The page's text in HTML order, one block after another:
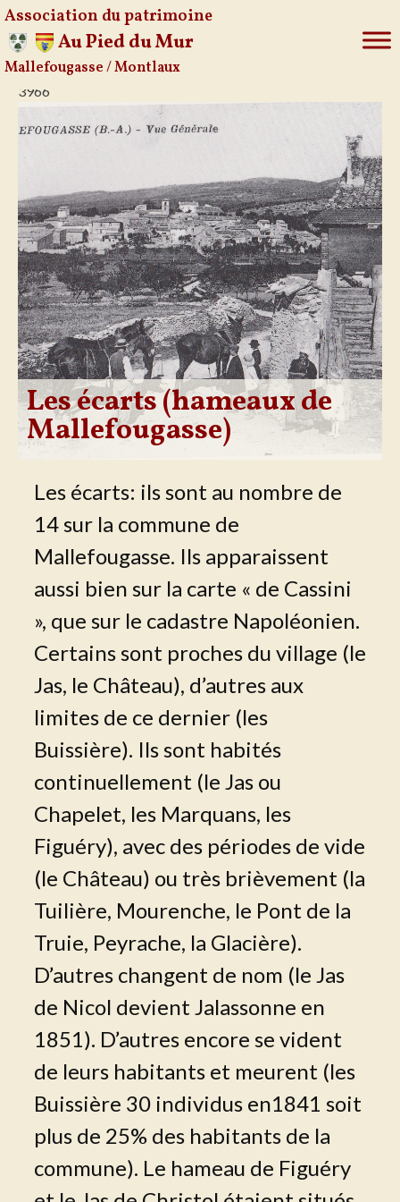
Aller
Association du patrimoine
Au Pied du Mur
Mallefougasse / Montlaux
3966
Les écarts (hameaux de
Mallefougasse)
Les écarts: ils sont au nombre de
14 sur la commune de
Mallefougasse. Ils apparaissent
aussi bien sur la carte « de Cassini
», que sur le cadastre Napoléonien.
Certains sont proches du village (le
Jas, le Château), d’autres aux
limites de ce dernier (les
Buissière). Ils sont habités
continuellement (le Jas ou
Chapelet, les Marquans, les
Figuéry), avec des périodes de vide
(le Château) ou très brièvement (la
Tuilière, Mourenche, le Pont de la
Truie, Peyrache, la Glacière).
D’autres changent de nom (le Jas
de Nicol devient Jalassonne en
1851). D’autres encore se vident
de leurs habitants et meurent (les
Buissière 30 individus en1841 soit
plus de 25% des habitants de la
commune). Le hameau de Figuéry